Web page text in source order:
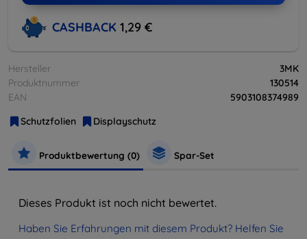
CASHBACK 1,29 €
Hersteller
3MK
Produktnummer
130514
EAN
5903108374989
Schutzfolien
Displayschutz
Produktbewertung (0) Spar-Set
Dieses Produkt ist noch nicht bewertet.
Haben Sie Erfahrungen mit diesem Produkt? Helfen Sie